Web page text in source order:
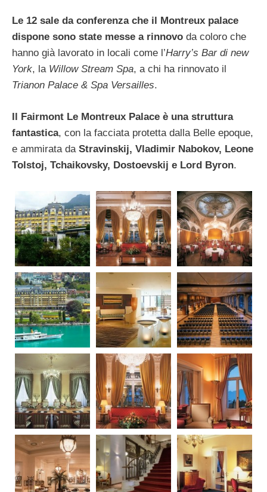
Le 12 sale da conferenza che il Montreux palace
dispone sono state messe a rinnovo da coloro che
hanno già lavorato in locali come l’Harry’s Bar di new
York, la Willow Stream Spa, a chi ha rinnovato il
Trianon Palace & Spa Versailles.
Il Fairmont Le Montreux Palace è una struttura
fantastica, con la facciata protetta dalla Belle epoque,
e ammirata da Stravinskij, Vladimir Nabokov, Leone
Tolstoj, Tchaikovsky, Dostoevskij e Lord Byron.